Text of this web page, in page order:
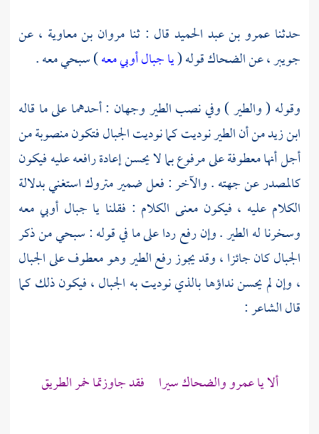
حدثنا عمرو بن عبد الحميد قال : ثنا مروان بن معاوية ، عن
جويبر ،عنالضحاكقوله (يا جبال أوبي معه) سبحي معه .
وقوله ( والطير ) وفي نصب الطير وجهان : أحدهما على ما قاله
ابن زيدمن أن الطير نوديت كما نوديت الجبال فتكون منصوبة من
أجل أنها معطوفة على مرفوع بما لا يحسن إعادة رافعه عليه فيكون
كالمصدر عن جهته . والآخر : فعل ضمير متروك استغني بدلالة
الكلام عليه ، فيكون معنى الكلام : فقلنا يا جبال أوبي معه
وسخرنا له الطير . وإن رفع ردا على ما في قوله : سبحي من ذكر
الجبال كان جائزا ، وقد يجوز رفع الطير وهو معطوف على الجبال
، وإن لم يحسن نداؤها بالذي نوديت به الجبال ، فيكون ذلك كما
قال الشاعر :
ألا يا عمرو والضحاك سيرا فقد جاوزتما خمر الطريق